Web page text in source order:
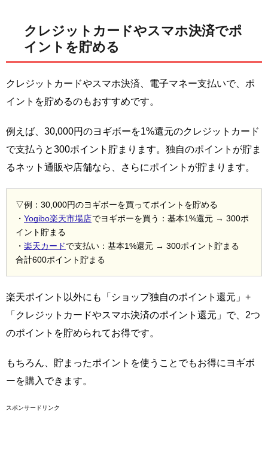
クレジットカードやスマホ決済でポ
イントを貯める
クレジットカードやスマホ決済、電子マネー支払いで、ポ
イントを貯めるのもおすすめです。
例えば、30,000円のヨギボーを1%還元のクレジットカード
で支払うと300ポイント貯まります。独自のポイントが貯ま
るネット通販や店舗なら、さらにポイントが貯まります。
▽例：30,000円のヨギボーを買ってポイントを貯める
・ Yogibo楽天市場店でヨギボーを買う：基本1%還元 → 300ポ
イント貯まる
・ 楽天カードで支払い：基本1%還元 → 300ポイント貯まる
合計600ポイント貯まる
楽天ポイント以外にも「ショップ独自のポイント還元」+
「クレジットカードやスマホ決済のポイント還元」で、2つ
のポイントを貯められてお得です。
もちろん、貯まったポイントを使うことでもお得にヨギボ
ーを購入できます。
スポンサードリンク